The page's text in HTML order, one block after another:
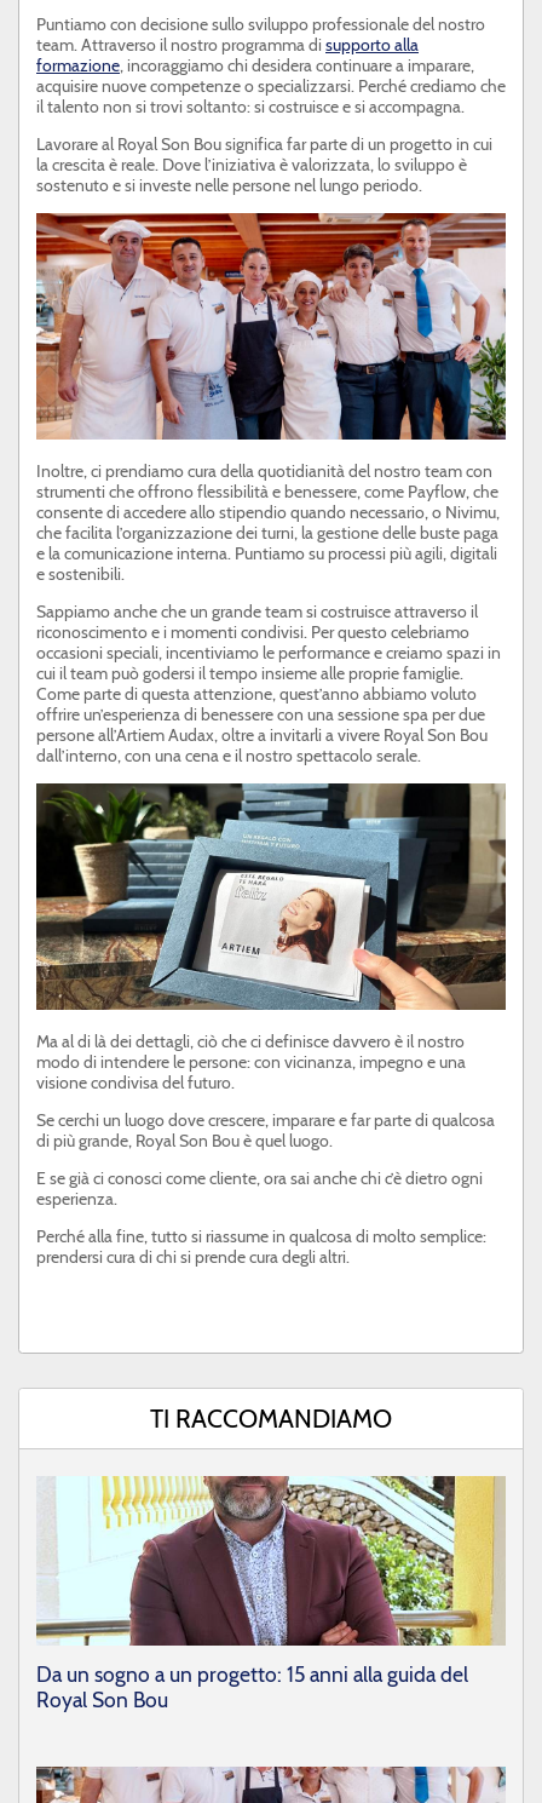
Puntiamo con decisione sullo sviluppo professionale del nostro
team. Attraverso il nostro programma di supporto alla
formazione, incoraggiamo chi desidera continuare a imparare,
acquisire nuove competenze o specializzarsi. Perché crediamo che
il talento non si trovi soltanto: si costruisce e si accompagna.
Lavorare al Royal Son Bou significa far parte di un progetto in cui
la crescita è reale. Dove l’iniziativa è valorizzata, lo sviluppo è
sostenuto e si investe nelle persone nel lungo periodo.
Inoltre, ci prendiamo cura della quotidianità del nostro team con
strumenti che offrono flessibilità e benessere, come Payflow, che
consente di accedere allo stipendio quando necessario, o Nivimu,
che facilita l’organizzazione dei turni, la gestione delle buste paga
e la comunicazione interna. Puntiamo su processi più agili, digitali
e sostenibili.
Sappiamo anche che un grande team si costruisce attraverso il
riconoscimento e i momenti condivisi. Per questo celebriamo
occasioni speciali, incentiviamo le performance e creiamo spazi in
cui il team può godersi il tempo insieme alle proprie famiglie.
Come parte di questa attenzione, quest’anno abbiamo voluto
offrire un’esperienza di benessere con una sessione spa per due
persone all’Artiem Audax, oltre a invitarli a vivere Royal Son Bou
dall’interno, con una cena e il nostro spettacolo serale.
Ma al di là dei dettagli, ciò che ci definisce davvero è il nostro
modo di intendere le persone: con vicinanza, impegno e una
visione condivisa del futuro.
Se cerchi un luogo dove crescere, imparare e far parte di qualcosa
di più grande, Royal Son Bou è quel luogo.
E se già ci conosci come cliente, ora sai anche chi c’è dietro ogni
esperienza.
Perché alla fine, tutto si riassume in qualcosa di molto semplice:
prendersi cura di chi si prende cura degli altri.
TI RACCOMANDIAMO
Da un sogno a un progetto: 15 anni alla guida del
Royal Son Bou